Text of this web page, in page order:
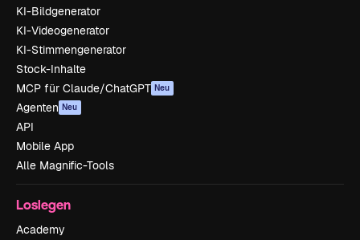
KI-Bildgenerator
KI-Videogenerator
KI-Stimmengenerator
Stock-Inhalte
MCP für Claude/ChatGPT Neu
Agenten Neu
API
Mobile App
Alle Magnific-Tools
Loslegen
Academy